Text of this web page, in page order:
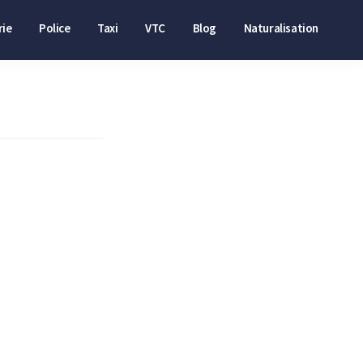
Police Taxi VTC Blog Naturalisation